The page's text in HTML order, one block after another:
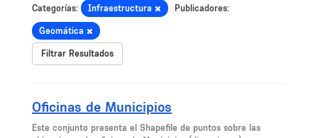
Categorías: Infraestructura Publicadores:
Geomática
Filtrar Resultados
Oficinas de Municipios
Este conjunto presenta el Shapefile de puntos sobre las